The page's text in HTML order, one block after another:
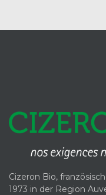
Cizeron Bio,
1973 in der Region